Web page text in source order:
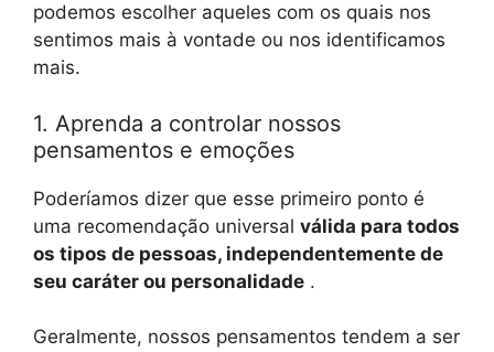
podemos escolher aqueles com os quais nos
sentimos mais à vontade ou nos identificamos
mais.
1. Aprenda a controlar nossos
pensamentos e emoções
Poderíamos dizer que esse primeiro ponto é
uma recomendação universal válida para todos
os tipos de pessoas, independentemente de
seu caráter ou personalidade .
Geralmente, nossos pensamentos tendem a ser